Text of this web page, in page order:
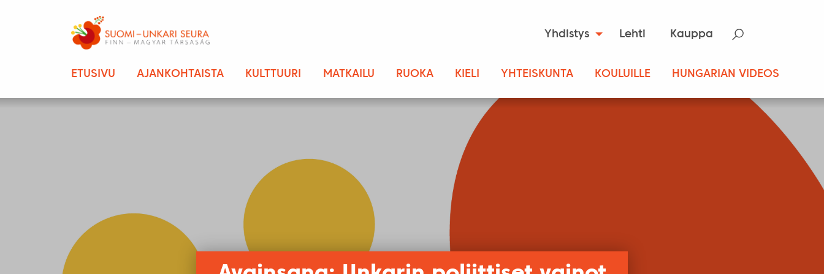
Yhdistys Lehti Kauppa
ETUSIVU AJANKOHTAISTA KULTTUURI MATKAILU RUOKA KIELI YHTEISKUNTA KOULUILLE HUNGARIAN VIDEOS